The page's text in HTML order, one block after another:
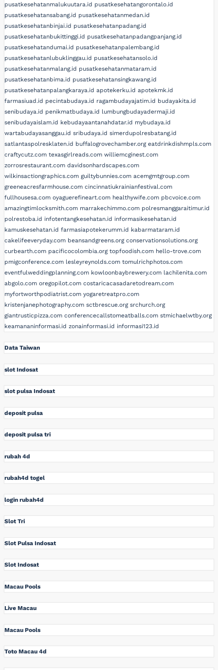
pusatkesehatanmalukuutara.id pusatkesehatangorontalo.id
pusatkesehatansabang.id pusatkesehatanmedan.id
pusatkesehatanbinjai.id pusatkesehatanpadang.id
pusatkesehatanbukittinggi.id pusatkesehatanpadangpanjang.id
pusatkesehatandumai.id pusatkesehatanpalembang.id
pusatkesehatanlubuklinggau.id pusatkesehatansolo.id
pusatkesehatanmalang.id pusatkesehatanmataram.id
pusatkesehatanbima.id pusatkesehatansingkawang.id
pusatkesehatanpalangkaraya.id apotekerku.id apotekmk.id
farmasiuad.id pecintabudaya.id ragambudayajatim.id budayakita.id
senibudaya.id penikmatbudaya.id lumbungbudayadermaji.id
senibudayaislam.id kebudayaantanahdatar.id mybudaya.id
wartabudayasanggau.id sribudaya.id simerdupolresbatang.id
satlantaspolresklaten.id buffalogrovechamber.org eatdrinkdishmpls.com
craftycutz.com texasgirlreads.com williemcginest.com
zorrosrestaurant.com davidsonhardscapes.com
wilkinsactiongraphics.com guiltybunnies.com acemgmtgroup.com
greeneacresfarmhouse.com cincinnatiukrainianfestival.com
fullhousesa.com oyaguerefineart.com healthywife.com pbcvoice.com
amazingtimlocksmith.com marrakechimmo.com polresmanggaraitimur.id
polrestoba.id infotentangkesehatan.id informasikesehatan.id
kamuskesehatan.id farmasiapotekerumm.id kabarmataram.id
cakelifeeveryday.com beansandgreens.org conservationsolutions.org
curbearth.com pacificocolombia.org topfoodish.com hello-trove.com
pmigconference.com lesleyreynolds.com tomulrichphotos.com
eventfulweddingplanning.com kowloonbaybrewery.com lachilenita.com
abgolo.com oregopilot.com costaricacasadaretodream.com
myfortworthpodiatrist.com yogaretreatpro.com
kristenjanephotography.com sctbrescue.org srchurch.org
giantrusticpizza.com conferencecallstomeatballs.com stmichaelwtby.org
keamananinformasi.id zonainformasi.id informasi123.id
Data Taiwan
slot Indosat
slot pulsa Indosat
deposit pulsa
deposit pulsa tri
rubah 4d
rubah4d togel
login rubah4d
Slot Tri
Slot Pulsa Indosat
Slot Indosat
Macau Pools
Live Macau
Macau Pools
Toto Macau 4d